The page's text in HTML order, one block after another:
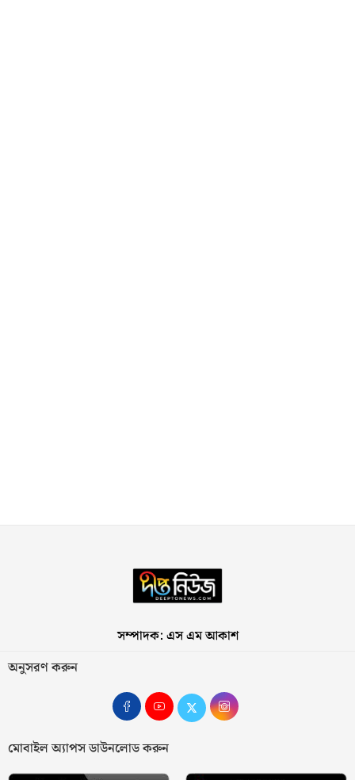
সম্পাদক: এস এম আকাশ
অনুসরণ করুন
মোবাইল অ্যাপস ডাউনলোড করুন